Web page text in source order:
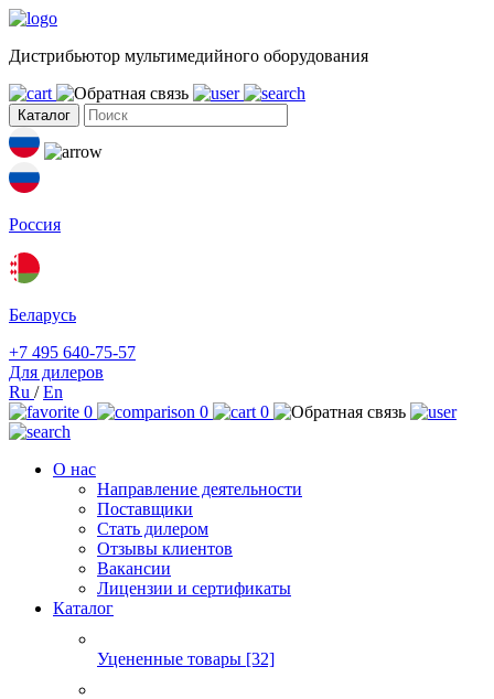
Дистрибьютор мультимедийного оборудования
Каталог
Россия
Беларусь
+7 495 640-75-57
Для дилеров
Ru /En
0
0 0
О нас
Направление деятельности
Поставщики
Стать дилером
Отзывы клиентов
Вакансии
Лицензии и сертификаты
Каталог
Уцененные товары [32]